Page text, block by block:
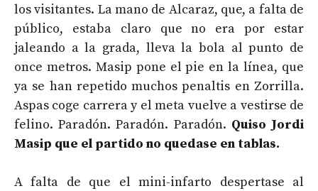
los visitantes. La mano de Alcaraz, que, a falta de
público, estaba claro que no era por estar
jaleando a la grada, lleva la bola al punto de
once metros. Masip pone el pie en la línea, que
ya se han repetido muchos penaltis en Zorrilla.
Aspas coge carrera y el meta vuelve a vestirse de
felino. Paradón. Paradón. Paradón. Quiso Jordi
Masip que el partido no quedase en tablas.
A falta de que el mini-infarto despertase al